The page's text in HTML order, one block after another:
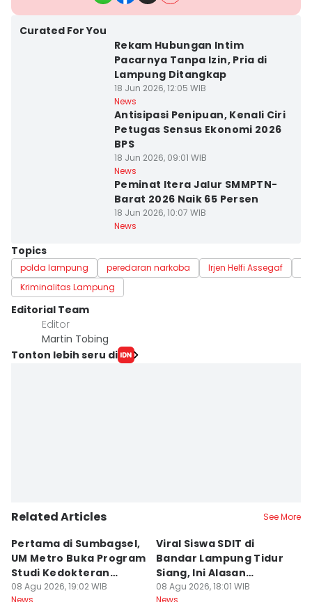
Curated For You
Rekam Hubungan Intim
Pacarnya Tanpa Izin, Pria di
Lampung Ditangkap
18 Jun 2026, 12:05 WIB
News
Antisipasi Penipuan, Kenali Ciri
Petugas Sensus Ekonomi 2026
BPS
18 Jun 2026, 09:01 WIB
News
Peminat Itera Jalur SMMPTN-
Barat 2026 Naik 65 Persen
18 Jun 2026, 10:07 WIB
News
Topics
polda lampung peredaran narkoba Irjen Helfi Assegaf
Kriminalitas Lampung
Editorial Team
Editor
Martin Tobing
Tonton lebih seru di
Related Articles See More
Pertama di Sumbagsel,
UM Metro Buka Program
Studi Kedokteran
Hewan
08 Agu 2026, 19:02 WIB
News
Viral Siswa SDIT di
Bandar Lampung Tidur
Siang, Ini Alasan
Sekolah
08 Agu 2026, 18:01 WIB
News